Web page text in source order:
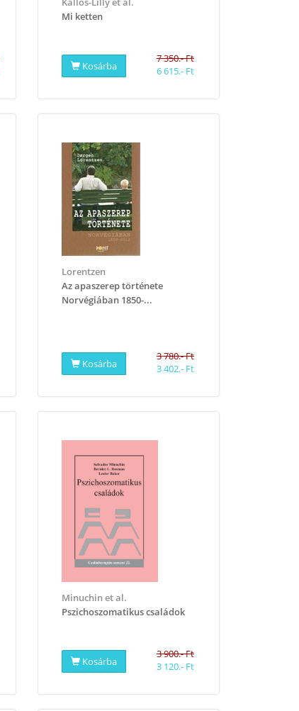
Mi ketten
Kosárba
7 350.- Ft
6 615.- Ft
Lorentzen
Az apaszerep története
Norvégiában 1850-...
Kosárba
3 780.- Ft
3 402.- Ft
Minuchin et al.
Pszichoszomatikus családok
Kosárba
3 900.- Ft
3 120.- Ft